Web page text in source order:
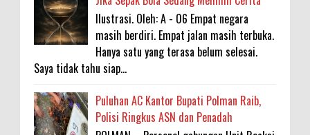
Ilustrasi. Oleh: A - 06 Empat negara
masih berdiri. Empat jalan masih terbuka.
Hanya satu yang terasa belum selesai.
Saya tidak tahu siap...
Puluhan AC Kantor Bupati Polman Raib,
Polisi Ringkus ASN dan Penadah